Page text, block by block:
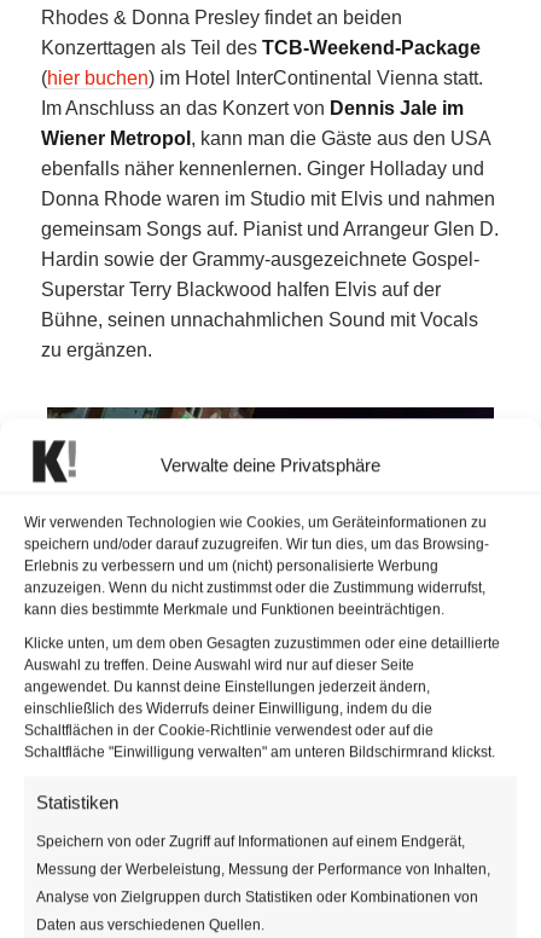
Verwalte deine Privatsphäre
Wir verwenden Technologien wie Cookies, um Geräteinformationen zu
speichern und/oder darauf zuzugreifen. Wir tun dies, um das Browsing-
Erlebnis zu verbessern und um (nicht) personalisierte Werbung
anzuzeigen. Wenn du nicht zustimmst oder die Zustimmung widerrufst,
kann dies bestimmte Merkmale und Funktionen beeinträchtigen.
Klicke unten, um dem oben Gesagten zuzustimmen oder eine detaillierte
Auswahl zu treffen. Deine Auswahl wird nur auf dieser Seite
angewendet. Du kannst deine Einstellungen jederzeit ändern,
einschließlich des Widerrufs deiner Einwilligung, indem du die
Schaltflächen in der Cookie-Richtlinie verwendest oder auf die
Schaltfläche "Einwilligung verwalten" am unteren Bildschirmrand klickst.
Statistiken
Speichern von oder Zugriff auf Informationen auf einem Endgerät,
Messung der Werbeleistung, Messung der Performance von Inhalten,
Analyse von Zielgruppen durch Statistiken oder Kombinationen von
Daten aus verschiedenen Quellen.
Rhodes & Donna Presley findet an beiden
Konzerttagen als Teil des TCB-Weekend-Package
(hier buchen) im Hotel InterContinental Vienna statt.
Im Anschluss an das Konzert von Dennis Jale im
Wiener Metropol , kann man die Gäste aus den USA
ebenfalls näher kennenlernen. Ginger Holladay und
Donna Rhode waren im Studio mit Elvis und nahmen
gemeinsam Songs auf. Pianist und Arrangeur Glen D.
Hardin sowie der Grammy-ausgezeichnete Gospel-
Superstar Terry Blackwood halfen Elvis auf der
Bühne, seinen unnachahmlichen Sound mit Vocals
zu ergänzen.
Dennis Jale in Nashville. | ©Lukas Charwat
Hawaii“feiert Sänger Dennis Jale standesgemäß mit
voller Power. Jeder kennt Elvis’ legendäre Songs:
“Suspicious Minds”, “In the Ghetto” und “Burning